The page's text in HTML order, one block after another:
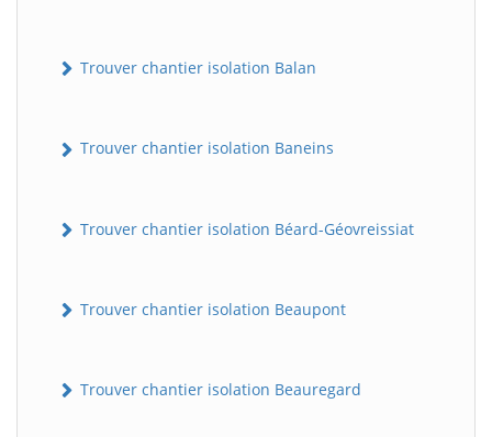
Trouver chantier isolation Balan
Trouver chantier isolation Baneins
Trouver chantier isolation Béard-Géovreissiat
Trouver chantier isolation Beaupont
Trouver chantier isolation Beauregard